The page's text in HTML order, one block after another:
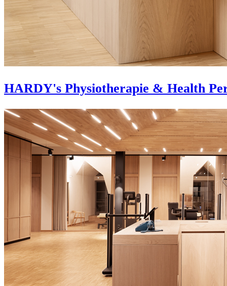
HARDY's Physiotherapie & Health